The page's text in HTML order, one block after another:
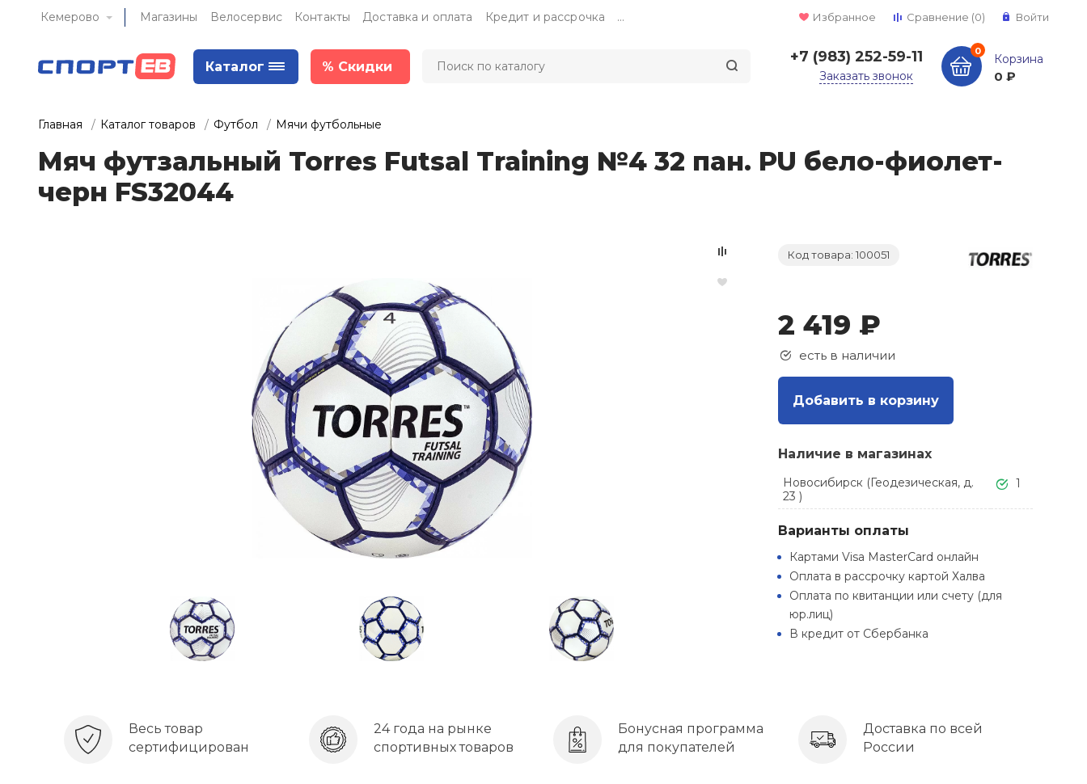
Кемерово Магазины Велосервис Контакты Доставка и оплата Кредит и рассрочка ... Избранное Сравнение (0) Войти
Каталог % Скидки
+7 (983) 252-59-11
Заказать звонок
0
Корзина
0 ₽
Главная Каталог товаров Футбол Мячи футбольные
Мяч футзальный Torres Futsal Training №4 32 пан. PU бело-фиолет-
черн FS32044
Код товара: 100051
2 419 ₽
есть в наличии
Добавить в корзину
Наличие в магазинах
Новосибирск (Геодезическая, д.
23 )
1
Варианты оплаты
Картами Visa MasterCard онлайн
Оплата в рассрочку картой Халва
Оплата по квитанции или счету (для
юр.лиц)
В кредит от Сбербанка
Весь товар
сертифицирован
24 года на рынке
спортивных товаров
Бонусная программа
для покупателей
Доставка по всей
России